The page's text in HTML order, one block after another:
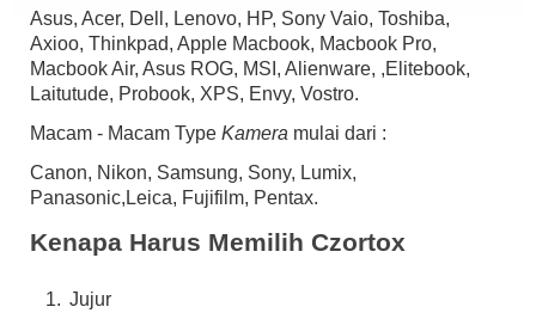
Kelengkapan :
unit
batre
cas
kabel data
Lensa 42,5 mm macro
dosbook
yang g da jangan di tanya,.,.,!!!
Harga Alhamdulillah SOLD ., siapa cepat dy dapat siapa cepat dy
Asus, Acer, Dell, Lenovo, HP, Sony Vaio, Toshiba,
Axioo, Thinkpad, Apple Macbook, Macbook Pro,
Macbook Air, Asus ROG, MSI, Alienware, ,Elitebook,
Laitutude, Probook, XPS, Envy, Vostro.
Macam - Macam Type Kamera mulai dari :
Canon, Nikon, Samsung, Sony, Lumix,
Panasonic,Leica, Fujifilm, Pentax.
Kenapa Harus Memilih Czortox
Jujur